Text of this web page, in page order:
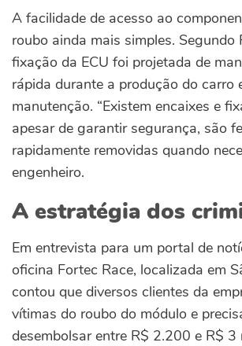
A facilidade de acesso ao
roubo ainda mais simples. Segundo
fixação da ECU foi projetada de
rápida durante a produção do carro
manutenção. “Existem encaixes e
apesar de garantir segurança, são
rapidamente removidas quando
engenheiro.
A estratégia dos
Em entrevista para um portal de
oficina Fortec Race, localizada em
contou que diversos clientes da
vítimas do roubo do módulo e
desembolsar entre R$ 2.200 e R$ 3